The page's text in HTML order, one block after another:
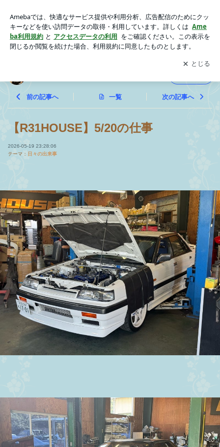
アプリをダウンロードして ブログの更新通知
を受け取りまし
ょう。
開く
前の記事へ 一覧 次の記事へ
【R31HOUSE】5/20の仕事
2026-05-19 23:28:06
テーマ： 日々の出来事